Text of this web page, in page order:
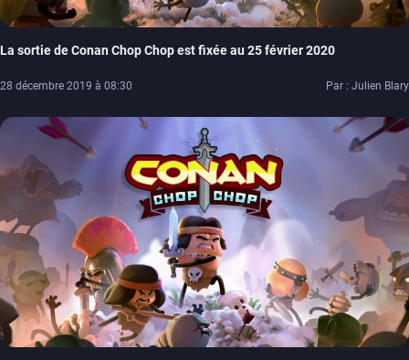
La sortie de Conan Chop Chop est fixée au 25 février 2020
28 décembre 2019 à 08:30 Par : Julien Blary